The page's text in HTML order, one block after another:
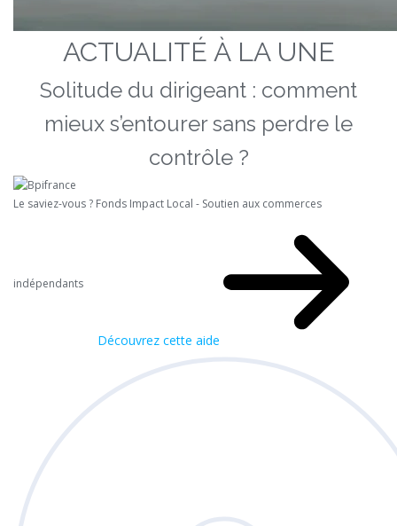
ACTUALITÉ À LA UNE
Solitude du dirigeant : comment
mieux s’entourer sans perdre le
contrôle ?
Le saviez-vous ? Fonds Impact Local - Soutien aux commerces
indépendants
Découvrez cette aide